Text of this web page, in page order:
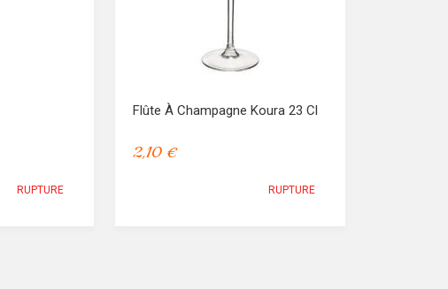
RUPTURE
Flûte À Champagne Koura 23 Cl
2,10 €
RUPTURE